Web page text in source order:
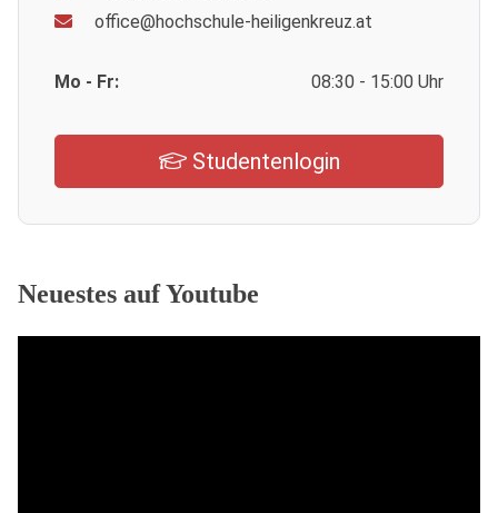
office@hochschule-heiligenkreuz.at
Mo - Fr: 08:30 - 15:00 Uhr
Studentenlogin
Neuestes auf Youtube